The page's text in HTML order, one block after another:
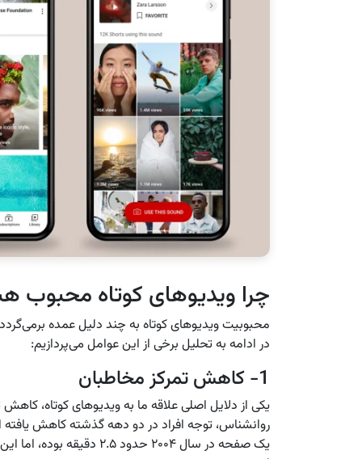
چرا ویدیوهای کوتاه محبوب
محبوبیت ویدیوهای کوتاه به چند دلیل عمده
در ادامه به تحلیل برخی از این عوامل می‌پردازیم:
1- کاهش تمرکز مخاطبان
یکی از دلایل اصلی علاقه ما به ویدیوهای کوتاه،
روانشناس، توجه افراد در دو دهه گذشته کاهش